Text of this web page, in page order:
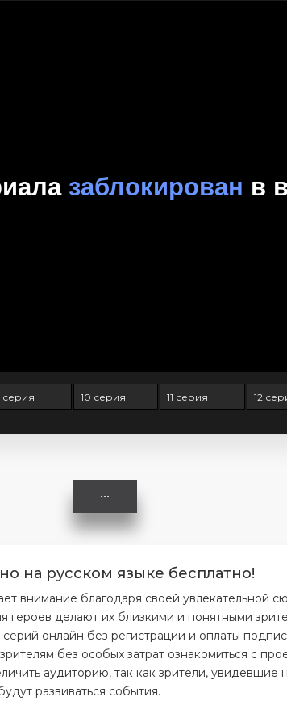
серия 10 серия 11 серия 12
на русском языке бесплатно!
внимание благодаря своей увлекательной
делают их близкими и понятными
онлайн без регистрации и оплаты
без особых затрат ознакомиться с
аудиторию, так как зрители, увидевшие
развиваться события.